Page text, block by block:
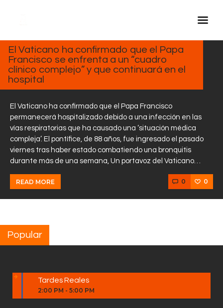
Inicio Real FM
Streaming
Descarga La APP
Programas
Noticias
Equipo
Sobre Nosotros
17, 2025
El Vaticano ha confirmado que el Papa
Francisco se enfrenta a un “cuadro
clínico complejo” y que continuará en el
hospital
El Vaticano ha confirmado que el Papa Francisco
permanecerá hospitalizado debido a una infección en las
vías respiratorias que ha causado una ‘situación médica
compleja’. El pontífice, de 88 años, fue ingresado el pasado
viernes tras haber estado combatiendo una bronquitis
durante más de una semana, Un portavoz del Vaticano…
READ MORE 0 0
Popular
Tardes Reales
2:00 PM - 5:00 PM